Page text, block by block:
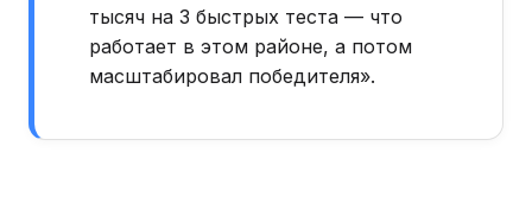
тысяч на 3 быстрых теста — что
работает в этом районе, а потом
масштабировал победителя».